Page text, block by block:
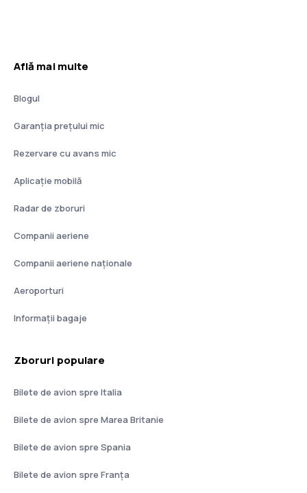
Află mai multe
Blogul
Garanția prețului mic
Rezervare cu avans mic
Aplicație mobilă
Radar de zboruri
Companii aeriene
Companii aeriene naţionale
Aeroporturi
Informații bagaje
Zboruri populare
Bilete de avion spre Italia
Bilete de avion spre Marea Britanie
Bilete de avion spre Spania
Bilete de avion spre Franţa